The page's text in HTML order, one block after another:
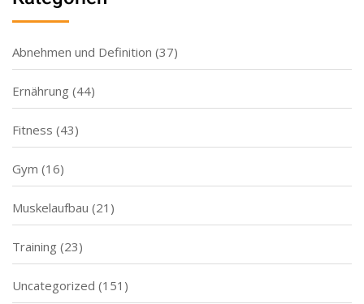
Abnehmen und Definition (37)
Ernährung (44)
Fitness (43)
Gym (16)
Muskelaufbau (21)
Training (23)
Uncategorized (151)